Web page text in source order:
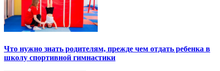
Что нужно знать родителям, прежде чем отдать ребенка в
школу спортивной гимнастики